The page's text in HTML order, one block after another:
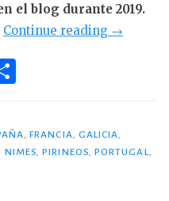
el blog durante 2019.
Continue reading →
p
,FRANCIA, GALICIA,
NIMES,PIRINEOS,PORTUGAL,